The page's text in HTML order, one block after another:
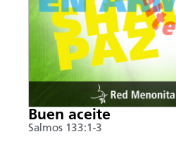
Buen aceite
Salmos 133:1-3